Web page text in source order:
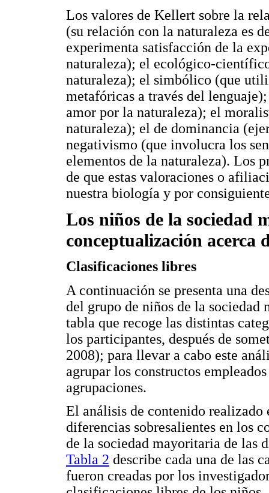
Los valores de Kellert sobre la
(su relación con la naturaleza es
experimenta satisfacción de la
naturaleza); el ecológico-
naturaleza); el simbólico (que
metafóricas a través del
amor por la naturaleza); el
naturaleza); el de dominancia
negativismo (que involucra los
elementos de la naturaleza). Los
de que estas valoraciones o
nuestra biología y por
Los niños de la sociedad
conceptualización acerca
Clasificaciones libres
A continuación se presenta una
del grupo de niños de la
tabla que recoge las distintas
los participantes, después de
2008); para llevar a cabo este
agrupar los constructos
agrupaciones.
El análisis de contenido realizado
diferencias sobresalientes en los
de la sociedad mayoritaria de las
Tabla 2 describe cada una de las
fueron creadas por los